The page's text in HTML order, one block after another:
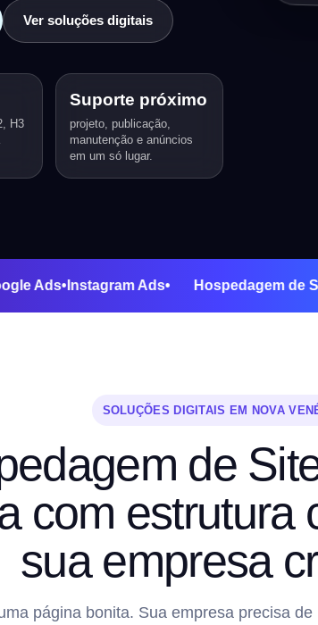
Ver soluções digitais
H3
Suporte próximo
projeto, publicação,
manutenção e anúncios
em um só lugar.
•Google Ads•Instagram Ads•
SOLUÇÕES DIGITAIS EM NOVA
de
com estrutura
sua empresa
página bonita. Sua empresa precisa